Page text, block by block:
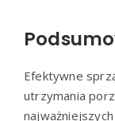
Efektywne
utrzymania